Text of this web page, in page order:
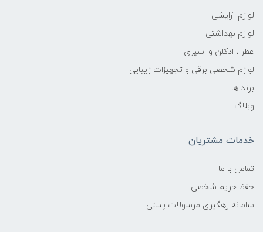
لوازم آرایشی
لوازم بهداشتی
عطر ، ادکلن و اسپری
لوازم شخصی برقی و تجهیزات زیبایی
برند ها
وبلاگ
خدمات مشتریان
تماس با ما
حفظ حریم شخصی
سامانه رهگیری مرسولات پستی